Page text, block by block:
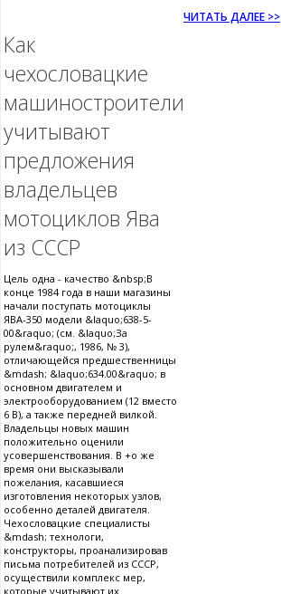
ЧИТАТЬ ДАЛЕЕ >>
Как
чехословацкие
машиностроители
учитывают
предложения
владельцев
мотоциклов Ява
из СССР
Цель одна - качество &nbsp;В
конце 1984 года в наши магазины
начали поступать мотоциклы
ЯВА-350 модели &laquo;638-5-
00&raquo; (см. &laquo;За
рулем&raquo;, 1986, № 3),
отличающейся предшественницы
&mdash; &laquo;634.00&raquo; в
основном двигателем и
электрооборудованием (12 вместо
6 В), а также передней вилкой.
Владельцы новых машин
положительно оценили
усовершенствования. В +о же
время они высказывали
пожелания, касавшиеся
изготовления некоторых узлов,
особенно деталей двигателя.
Чехословацкие специалисты
&mdash; технологи,
конструкторы, проанализировав
письма потребителей из СССР,
осуществили комплекс мер,
которые учитывают их